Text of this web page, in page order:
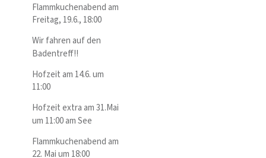
Flammkuchenabend am
Freitag, 19.6., 18:00
Wir fahren auf den
Badentreff!!
Hofzeit am 14.6. um
11:00
Hofzeit extra am 31.Mai
um 11:00 am See
Flammkuchenabend am
22. Mai um 18:00